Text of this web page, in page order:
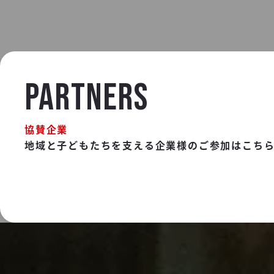
PARTNERS
協賛企業
地域と子どもたちを支える企業様のご参加はこち